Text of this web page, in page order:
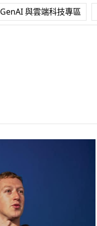
GenAI 與雲端科技專區